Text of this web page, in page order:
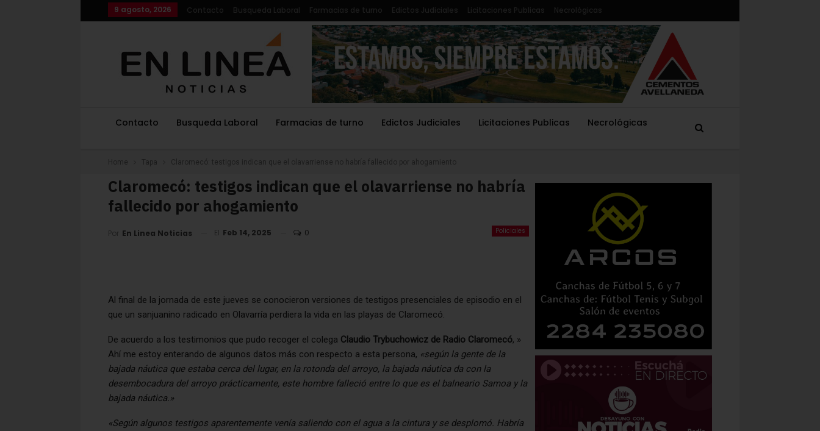
9 agosto, 2026 Contacto Busqueda Laboral Farmacias de turno Edictos Judiciales Licitaciones Publicas Necrológicas
Contacto Busqueda Laboral Farmacias de turno Edictos Judiciales Licitaciones Publicas Necrológicas
Home Tapa Claromecó: testigos indican que el olavarriense no habría fallecido por ahogamiento
Claromecó: testigos indican que el olavarriense no habría
fallecido por ahogamiento
Policiales
Por En Linea Noticias El Feb 14, 2025 0
Al final de la jornada de este jueves se conocieron versiones de testigos presenciales de episodio en el
que un sanjuanino radicado en Olavarría perdiera la vida en las playas de Claromecó.
De acuerdo a los testimonios que pudo recoger el colega Claudio Trybuchowicz de Radio Claromecó, »
Ahí me estoy enterando de algunos datos más con respecto a esta persona, «según la gente de la
bajada náutica que estaba cerca del lugar, en la rotonda del arroyo, la bajada náutica da con la
desembocadura del arroyo prácticamente, este hombre falleció entre lo que es el balneario Samoa y la
bajada náutica.»
«Según algunos testigos aparentemente venía saliendo con el agua a la cintura y se desplomó. Habría